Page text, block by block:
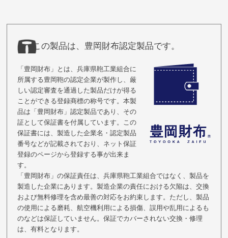
この製品は、豊岡財布認定製品です。
「豊岡財布」とは、兵庫県鞄工業組合に
所属する豊岡鞄の認定企業が製作し、厳
しい認定審査を通過した製品だけが得る
ことができる登録商標の称号です。本製
品は「豊岡財布」認定製品であり、その
証として保証書を付属しています。この
保証書には、製造した企業名・認定製品
番号などが記載されており、ネット保証
登録のページから登録する事が出来ま
す。
「豊岡財布」の保証責任は、兵庫県鞄工業組合ではなく、製品を
製造した企業にあります。製造企業の責任における欠陥は、交換
および無料修理を含め最善の対応をお約束します。ただし、製品
の使用による磨耗、航空機利用による損傷、誤用や乱用によるも
のなどは保証していません。保証でカバーされない交換・修理
は、有料となります。